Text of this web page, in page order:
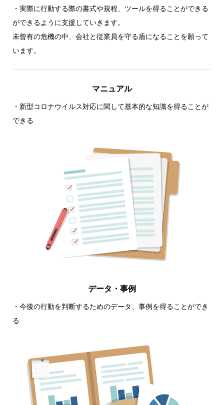
・実際に行動する際の書式や規程、ツールを得ることができる
ができるように支援していきます。
未曾有の危機の中、会社と従業員を守る盾になることを願って
います。
マニュアル
・新型コロナウイルス対応に関して基本的な知識を得ることが
できる
データ・事例
・今後の行動を判断するためのデータ、事例を得ることができ
る